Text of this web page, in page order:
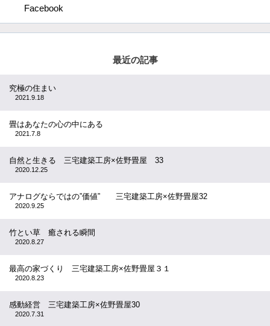
Facebook
最近の記事
究極の住まい
2021.9.18
畳はあなたの心の中にある
2021.7.8
自然と生きる 三宅建築工房×佐野畳屋 33
2020.12.25
アナログならではの”価値” 三宅建築工房×佐野畳屋32
2020.9.25
竹とい草 癒される瞬間
2020.8.27
最高の家づくり 三宅建築工房×佐野畳屋３１
2020.8.23
感動経営 三宅建築工房×佐野畳屋30
2020.7.31